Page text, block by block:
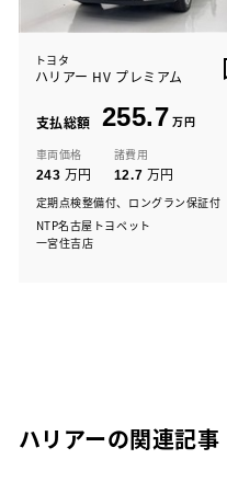
トヨタ
ハリアー HV プレミアム
支払総額 255.7 万円
車両価格
243 万円
諸費用
12.7 万円
定期点検整備付、ロングラン保証付
NTP名古屋トヨペット
一宮住吉店
ハリアーの関連記事